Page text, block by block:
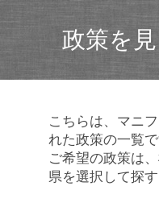
政策を
こちらは、マニ
れた政策の一覧で
ご希望の政策は
県を選択して探